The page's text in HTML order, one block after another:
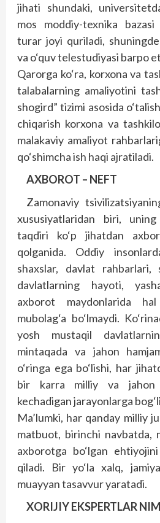
jihati shundaki,
mos moddiy-texnika
turar joyi quriladi,
va o‘quv telestudiyasi barpo
Qarorga ko‘ra, korxona va
talabalarning amaliyotini
shogird” tizimi asosida
chiqarish korxona va
malakaviy amaliyot
qo‘shimcha ish haqi ajratiladi.
AXBOROT – NEFT
Zamonaviy
xususiyatlaridan biri,
taqdiri ko‘p jihatdan
qolganida. Oddiy
shaxslar, davlat rahbarlari,
davlatlarning hayoti,
axborot maydonlarida
mubolag‘a bo‘lmaydi.
yosh mustaqil
mintaqada va jahon
o‘ringa ega bo‘lishi, har
bir karra milliy va jahon
kechadigan jarayonlarga
Ma’lumki, har qanday milliy
matbuot, birinchi navbatda,
axborotga bo‘lgan
qiladi. Bir yo‘la xalq,
muayyan tasavvur yaratadi.
XORIJIY EKSPERTLAR